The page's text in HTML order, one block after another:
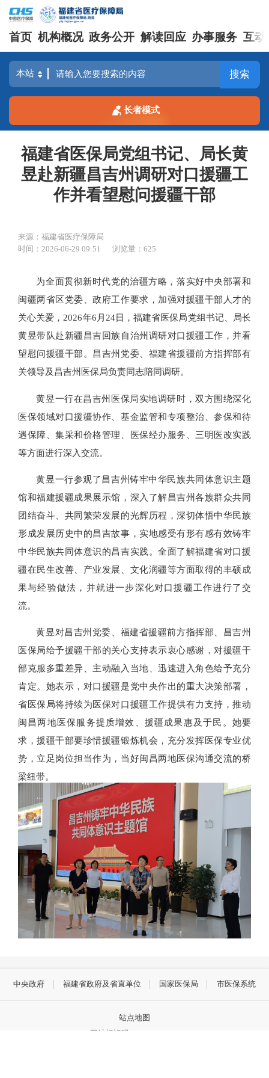
首页 机构概况 政务公开 解读回应 办事服务 互动
搜索
长者模式
福建省医保局党组书记、局长黄
昱赴新疆昌吉州调研对口援疆工
作并看望慰问援疆干部
来源：福建省医疗保障局
时间：2026-06-29 09:51
浏览量：625
为全面贯彻新时代党的治疆方略，落实好中央部署和
闽疆两省区党委、政府工作要求，加强对援疆干部人才的
关心关爱，2026年6月24日，福建省医保局党组书记、局长
黄昱带队赴新疆昌吉回族自治州调研对口援疆工作，并看
望慰问援疆干部。昌吉州党委、福建省援疆前方指挥部有
关领导及昌吉州医保局负责同志陪同调研。
黄昱一行在昌吉州医保局实地调研时，双方围绕深化
医保领域对口援疆协作、基金监管和专项整治、参保和待
遇保障、集采和价格管理、医保经办服务、三明医改实践
等方面进行深入交流。
黄昱一行参观了昌吉州铸牢中华民族共同体意识主题
馆和福建援疆成果展示馆，深入了解昌吉州各族群众共同
团结奋斗、共同繁荣发展的光辉历程，深切体悟中华民族
形成发展历史中的昌吉故事，实地感受有形有感有效铸牢
中华民族共同体意识的昌吉实践。全面了解福建省对口援
疆在民生改善、产业发展、文化润疆等方面取得的丰硕成
果与经验做法，并就进一步深化对口援疆工作进行了交
流。
黄昱对昌吉州党委、福建省援疆前方指挥部、昌吉州
医保局给予援疆干部的关心支持表示衷心感谢，对援疆干
部克服多重差异、主动融入当地、迅速进入角色给予充分
肯定。她表示，对口援疆是党中央作出的重大决策部署，
省医保局将持续为医保对口援疆工作提供有力支持，推动
闽昌两地医保服务提质增效、援疆成果惠及于民。她要
求，援疆干部要珍惜援疆锻炼机会，充分发挥医保专业优
势，立足岗位担当作为，当好闽昌两地医保沟通交流的桥
梁纽带。
中央政府 福建省政府及省直单位 国家医保局 市医保系统
站点地图
网站标识码：3500000075